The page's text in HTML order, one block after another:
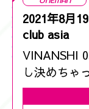
2021年8月
club asia
VINANSHI
し決めちゃ